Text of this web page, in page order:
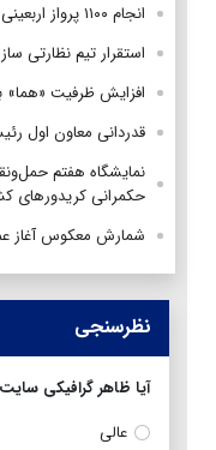
انجام ۱۱۰۰ پرواز اربعینی و جابه‌جایی ۱۴۱ هزار زائر تا ۱۲ مرداد
استقرار تیم‌ نظارتی
افزایش ظرفیت «هما» به ۳۸ هزار صندلی در اربعین
قدردانی معاون اول
نمایشگاه هفتم
حکمرانی کریدورهای
شمارش معکوس آغاز
نظرسنجی
آیا ظاهر گرافیکی
عالی